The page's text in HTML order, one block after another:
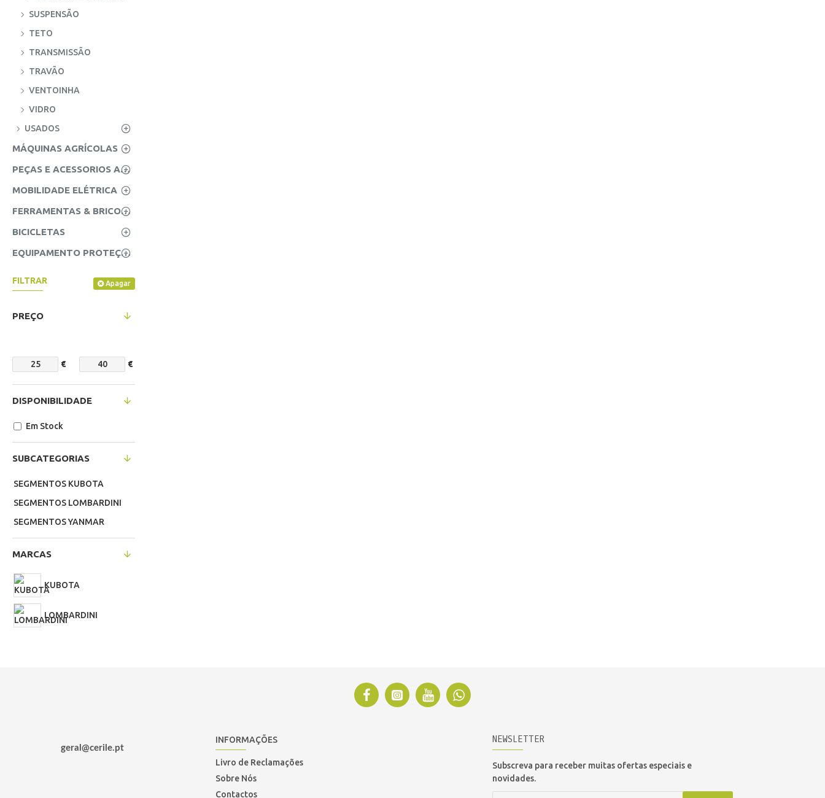
SUSPENSÃO
TETO
TRANSMISSÃO
TRAVÃO
VENTOINHA
VIDRO
USADOS
MÁQUINAS AGRÍCOLAS
PEÇAS E ACESSORIOS AGRICOLAS
MOBILIDADE ELÉTRICA
FERRAMENTAS & BRICOLAGE
BICICLETAS
EQUIPAMENTO PROTEÇÃO INDIVIDUAL (EPI'S)
FILTRAR Apagar
PREÇO
€ €
SUBCATEGORIAS
SEGMENTOS KUBOTA
SEGMENTOS LOMBARDINI
SEGMENTOS YANMAR
MARCAS
KUBOTA
LOMBARDINI
DISPONIBILIDADE
Em Stock
geral@cerile.pt
INFORMAÇÕES
Livro de Reclamações
Sobre Nós
Contactos
NEWSLETTER
Subscreva para receber muitas ofertas especiais e
novidades.